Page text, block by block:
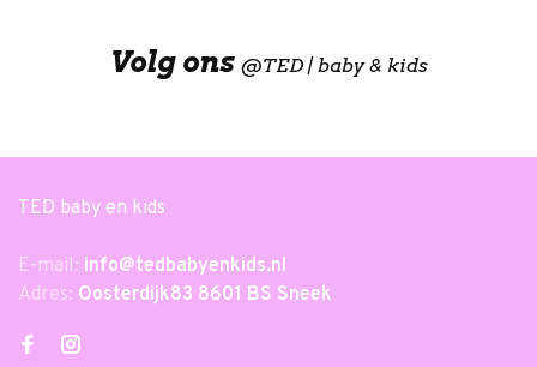
Volg ons @TED | baby & kids
TED baby en kids
E-mail: info@tedbabyenkids.nl
Adres: Oosterdijk83 8601 BS Sneek